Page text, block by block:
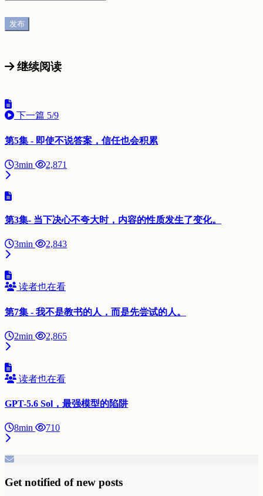
继续阅读
下一篇 5/9
第5集 - 即使不说答案，信任也会积累
3min 2,871
第3集- 当下决心不夸大时，内容的性质发生了变化。
3min 2,843
读者也在看
第7集 - 我不是教书的人，而是先尝试的人。
2min 2,865
读者也在看
GPT-5.6 Sol，最强模型的陷阱
8min 710
Get notified of new posts